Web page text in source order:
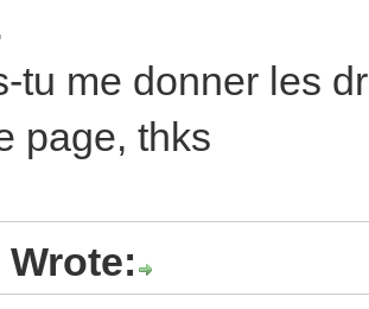
tu me donner les
page, thks